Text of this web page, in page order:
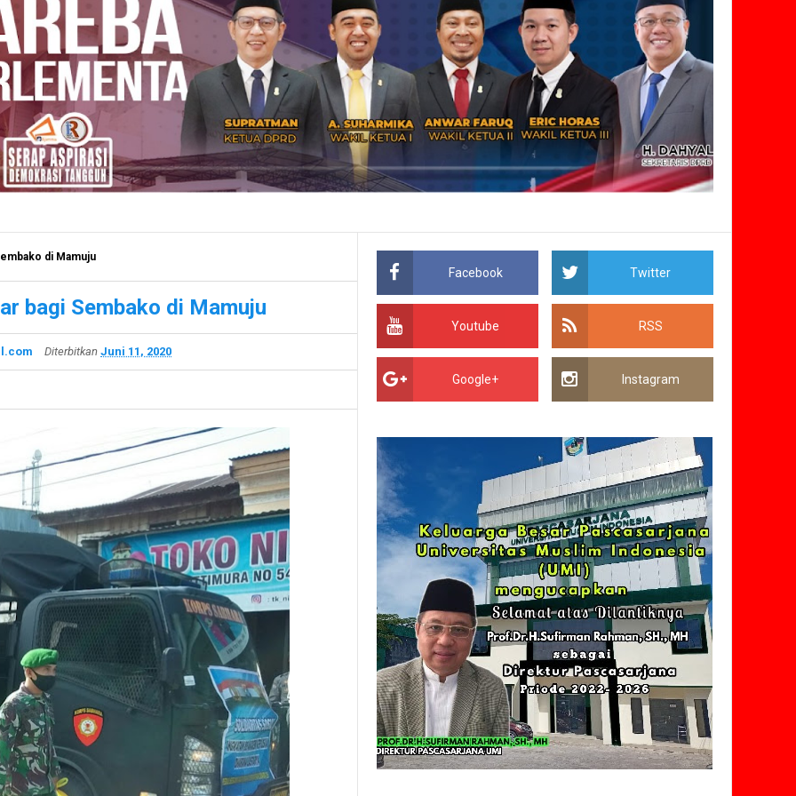
di Mamuju
bagi Sembako di Mamuju
Diterbitkan Juni 11, 2020
Facebook Twitter
Youtube RSS
Google+ Instagram